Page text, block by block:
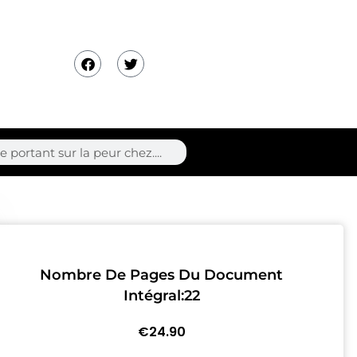
F
a
o
k
T
w
r
Nombre De Pages Du Document
Intégral:22
€24.90